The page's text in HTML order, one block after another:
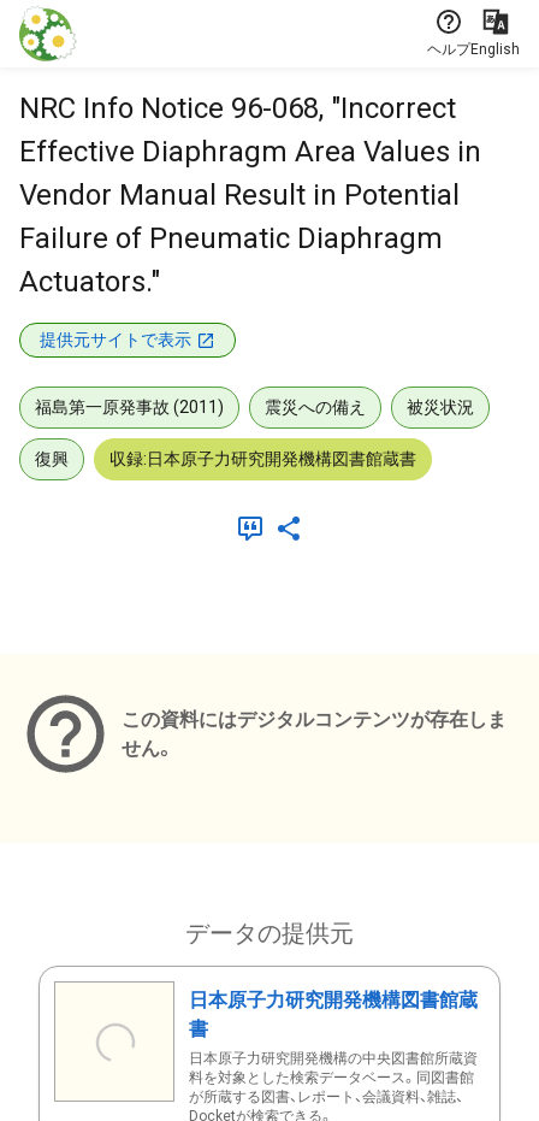
本文に飛ぶ
ヘルプEnglish
NRC Info Notice 96-068, "Incorrect
Effective Diaphragm Area Values in
Vendor Manual Result in Potential
Failure of Pneumatic Diaphragm
Actuators."
提供元サイトで表示
福島第一原発事故 (2011) 震災への備え 被災状況
復興 収録:日本原子力研究開発機構図書館蔵書
この資料にはデジタルコンテンツが存在しま
せん。
データの提供元
日本原子力研究開発機構図書館蔵
書
日本原子力研究開発機構の中央図書館所蔵資
料を対象とした検索データベース。同図書館
が所蔵する図書、レポート、会議資料、雑誌、
Docketが検索できる。